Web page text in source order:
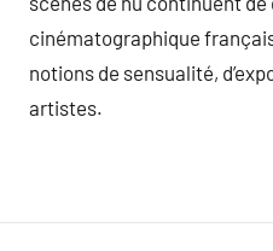
cinématographique
notions de sensualité,
artistes.